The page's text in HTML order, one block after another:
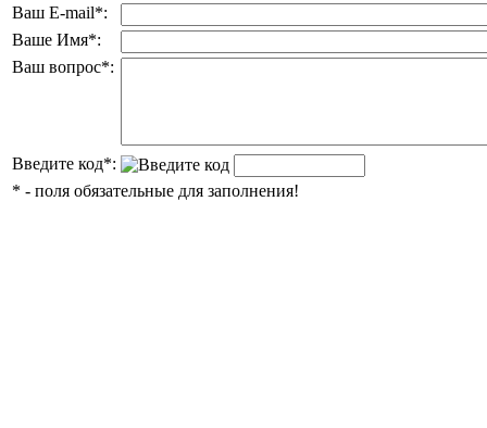
Ваш E-mail*:
Ваше Имя*:
Ваш вопрос*:
Введите код*:
* - поля обязательные для заполнения!